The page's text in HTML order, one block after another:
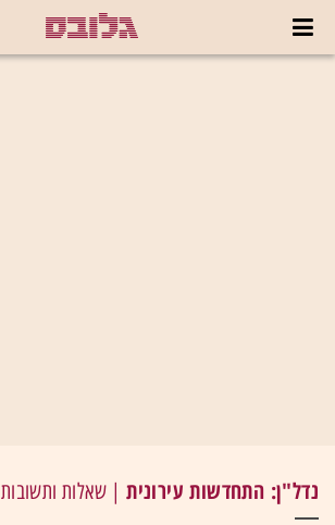
נדל"ן: התחדשות עירונית| שאלות ותשובות